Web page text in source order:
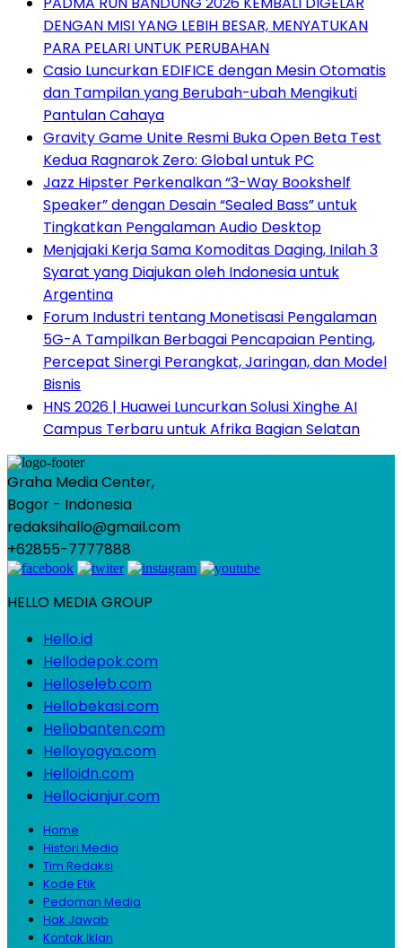
DENGAN MISI YANG LEBIH BESAR, MENYATUKAN
PARA PELARI UNTUK PERUBAHAN
Casio Luncurkan EDIFICE dengan Mesin Otomatis
dan Tampilan yang Berubah-ubah Mengikuti
Pantulan Cahaya
Gravity Game Unite Resmi Buka Open Beta Test
Kedua Ragnarok Zero: Global untuk PC
Jazz Hipster Perkenalkan “3-Way Bookshelf
Speaker” dengan Desain “Sealed Bass” untuk
Tingkatkan Pengalaman Audio Desktop
Menjajaki Kerja Sama Komoditas Daging, Inilah 3
Syarat yang Diajukan oleh Indonesia untuk
Argentina
Forum Industri tentang Monetisasi Pengalaman
5G-A Tampilkan Berbagai Pencapaian Penting,
Percepat Sinergi Perangkat, Jaringan, dan Model
Bisnis
HNS 2026 | Huawei Luncurkan Solusi Xinghe AI
Campus Terbaru untuk Afrika Bagian Selatan
Graha Media Center,
Bogor - Indonesia
redaksihallo@gmail.com
+62855-7777888
HELLO MEDIA GROUP
Hello.id
Hellodepok.com
Helloseleb.com
Hellobekasi.com
Hellobanten.com
Helloyogya.com
Helloidn.com
Hellocianjur.com
Home
Histori Media
Tim Redaksi
Kode Etik
Pedoman Media
Hak Jawab
Kontak Iklan